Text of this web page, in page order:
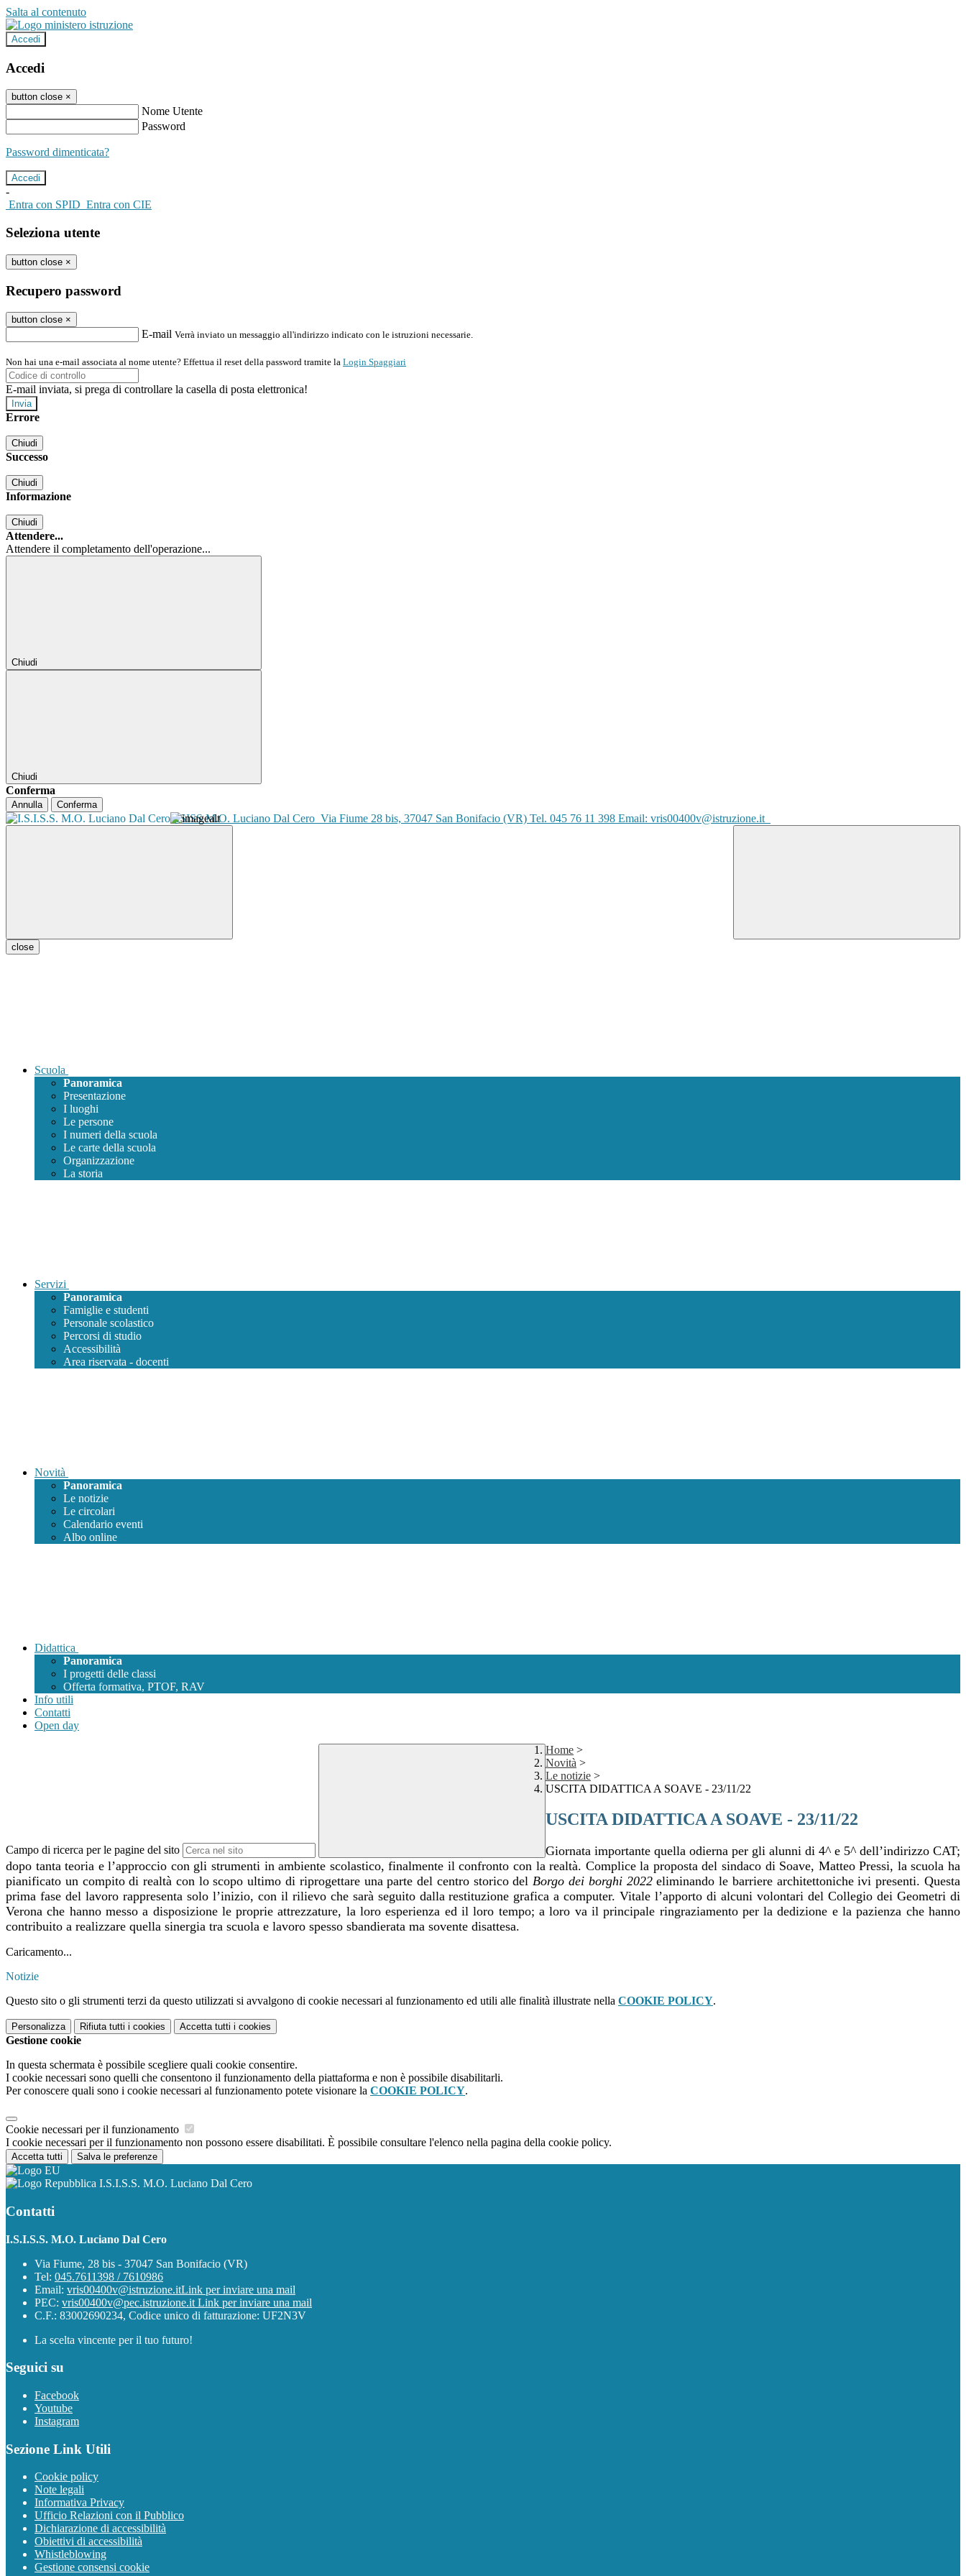
Salta al contenuto
Accedi
Accedi
button close ×
Nome Utente
Password
Password dimenticata?
-
Entra con SPID Entra con CIE
Seleziona utente
button close ×
Recupero password
button close ×
E-mail Verrà inviato un messaggio all'indirizzo indicato con le istruzioni necessarie.
Non hai una e-mail associata al nome utente? Effettua il reset della password tramite la Login Spaggiari
E-mail inviata, si prega di controllare la casella di posta elettronica!
Errore
Chiudi
Successo
Chiudi
Informazione
Chiudi
Attendere...
Attendere il completamento dell'operazione...
Chiudi
Chiudi
Conferma
Annulla Conferma
ISISS M.O. Luciano Dal Cero Via Fiume 28 bis, 37047 San Bonifacio (VR) Tel. 045 76 11 398 Email: vris00400v@istruzione.it
close
Scuola
Panoramica
Presentazione
I luoghi
Le persone
I numeri della scuola
Le carte della scuola
Organizzazione
La storia
Servizi
Panoramica
Famiglie e studenti
Personale scolastico
Percorsi di studio
Accessibilità
Area riservata - docenti
Novità
Panoramica
Le notizie
Le circolari
Calendario eventi
Albo online
Didattica
Panoramica
I progetti delle classi
Offerta formativa, PTOF, RAV
Info utili
Contatti
Open day
Campo di ricerca per le pagine del sito
Home >
Novità >
Le notizie >
USCITA DIDATTICA A SOAVE - 23/11/22
USCITA DIDATTICA A SOAVE - 23/11/22
Giornata importante quella odierna per gli alunni di 4^ e 5^ dell’indirizzo CAT;
dopo tanta teoria e l’approccio con gli strumenti in ambiente scolastico, finalmente il confronto con la realtà. Complice la proposta del sindaco di Soave, Matteo Pressi, la scuola ha
pianificato un compito di realtà con lo scopo ultimo di riprogettare una parte del centro storico delBorgo dei borghi 2022eliminando le barriere architettoniche ivi presenti. Questa
prima fase del lavoro rappresenta solo l’inizio, con il rilievo che sarà seguito dalla restituzione grafica a computer. Vitale l’apporto di alcuni volontari del Collegio dei Geometri di
Verona che hanno messo a disposizione le proprie attrezzature, la loro esperienza ed il loro tempo; a loro va il principale ringraziamento per la dedizione e la pazienza che hanno
contribuito a realizzare quella sinergia tra scuola e lavoro spesso sbandierata ma sovente disattesa.
Caricamento...
Notizie
Questo sito o gli strumenti terzi da questo utilizzati si avvalgono di cookie necessari al funzionamento ed utili alle finalità illustrate nella COOKIE POLICY.
Personalizza Rifiuta tutti i cookies Accetta tutti i cookies
Gestione cookie
In questa schermata è possibile scegliere quali cookie consentire.
I cookie necessari sono quelli che consentono il funzionamento della piattaforma e non è possibile disabilitarli.
Per conoscere quali sono i cookie necessari al funzionamento potete visionare la COOKIE POLICY.
Cookie necessari per il funzionamento
I cookie necessari per il funzionamento non possono essere disabilitati. È possibile consultare l'elenco nella pagina della cookie policy.
Accetta tutti Salva le preferenze
I.S.I.S.S. M.O. Luciano Dal Cero
Contatti
I.S.I.S.S. M.O. Luciano Dal Cero
Via Fiume, 28 bis - 37047 San Bonifacio (VR)
Tel: 045.7611398 / 7610986
Email: vris00400v@istruzione.itLink per inviare una mail
PEC: vris00400v@pec.istruzione.it Link per inviare una mail
C.F.: 83002690234, Codice unico di fatturazione: UF2N3V
La scelta vincente per il tuo futuro!
Seguici su
Facebook
Youtube
Instagram
Sezione Link Utili
Cookie policy
Note legali
Informativa Privacy
Ufficio Relazioni con il Pubblico
Dichiarazione di accessibilità
Obiettivi di accessibilità
Whistleblowing
Gestione consensi cookie